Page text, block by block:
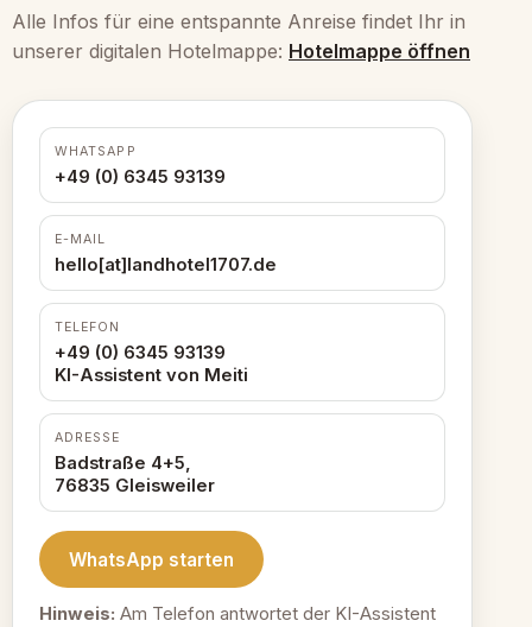
Alle Infos für eine entspannte Anreise findet Ihr in
unserer digitalen Hotelmappe: Hotelmappe öffnen
WHATSAPP
+49 (0) 6345 93139
E-MAIL
hello[at]landhotel1707.de
TELEFON
+49 (0) 6345 93139
KI-Assistent von Meiti
ADRESSE
Badstraße 4+5,
76835 Gleisweiler
WhatsApp starten
Hinweis: Am Telefon antwortet der KI-Assistent